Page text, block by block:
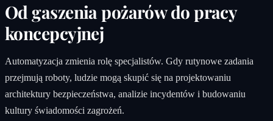
Od gaszenia pożarów do pracy
koncepcyjnej
Automatyzacja zmienia rolę specjalistów. Gdy rutynowe zadania
przejmują roboty, ludzie mogą skupić się na projektowaniu
architektury bezpieczeństwa, analizie incydentów i budowaniu
kultury świadomości zagrożeń.